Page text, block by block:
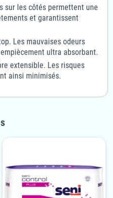
sur les côtés permettent une
et garantissent
Les mauvaises odeurs
ultra absorbant.
extensible. Les risques
ainsi minimisés.